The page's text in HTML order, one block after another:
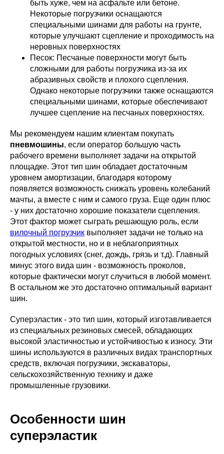
быть хуже, чем на асфальте или бетоне.
Некоторые погрузчики оснащаются
специальными шинами для работы на грунте,
которые улучшают сцепление и проходимость на
неровных поверхностях
Песок: Песчаные поверхности могут быть
сложными для работы погрузчика из-за их
абразивных свойств и плохого сцепления.
Однако некоторые погрузчики также оснащаются
специальными шинами, которые обеспечивают
лучшее сцепление на песчаных поверхностях.
Мы рекомендуем нашим клиентам покупать
пневмошины, если оператор большую часть
рабочего времени выполняет задачи на открытой
площадке. Этот тип шин обладает достаточным
уровнем амортизации, благодаря которому
появляется возможность снижать уровень колебаний
мачты, а вместе с ним и самого груза. Еще один плюс
- у них достаточно хорошие показатели сцепления.
Этот фактор может сыграть решающую роль, если
вилочный погрузчик выполняет задачи не только на
открытой местности, но и в неблагоприятных
погодных условиях (снег, дождь, грязь и т.д). Главный
минус этого вида шин - возможность проколов,
которые фактически могут случиться в любой момент.
В остальном же это достаточно оптимальный вариант
шин.
Суперэластик - это тип шин, который изготавливается
из специальных резиновых смесей, обладающих
высокой эластичностью и устойчивостью к износу. Эти
шины используются в различных видах транспортных
средств, включая погрузчики, экскаваторы,
сельскохозяйственную технику и даже
промышленные грузовики.
Особенности шин
суперэластик